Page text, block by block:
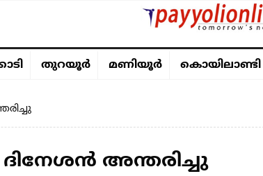
തുറയൂര്‍ മണിയൂര്‍ കൊയിലാണ്ടി
ദിനേശൻ അന്തരിച്ചു